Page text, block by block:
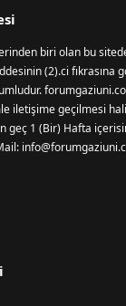
biri olan bu
(2).ci fıkrasına
iletişime geçilmesi
geç 1 (Bir) Hafta